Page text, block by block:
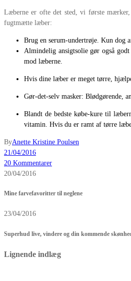
Læberne er ofte det sted, vi første
fugtmætte læber:
Brug en serum-undertrøje. Kun dog
Almindelig ansigtsolie gør også
mod læberne.
Hvis dine læber er meget tørre,
Gør-det-selv masker: Blødgørende,
Blandt de bedste købe-kure til
vitamin. Hvis du er ramt af tørre
ByAnette Kristine Poulsen
21/04/2016
20 Kommentarer
20/04/2016
Mine farvefavoritter til neglene
23/04/2016
Superhud live, vindere og din kommende
Lignende indlæg